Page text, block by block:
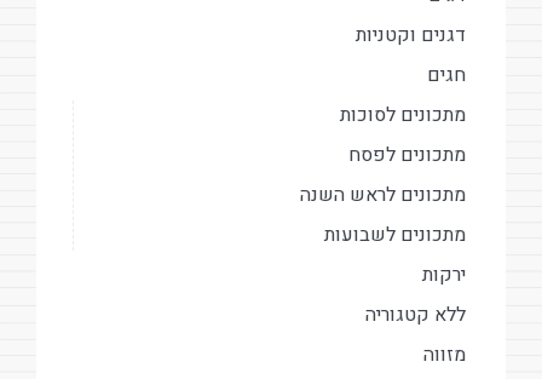
דגנים וקטניות
חגים
מתכונים לסוכות
מתכונים לפסח
מתכונים לראש השנה
מתכונים לשבועות
ירקות
ללא קטגוריה
מזווה